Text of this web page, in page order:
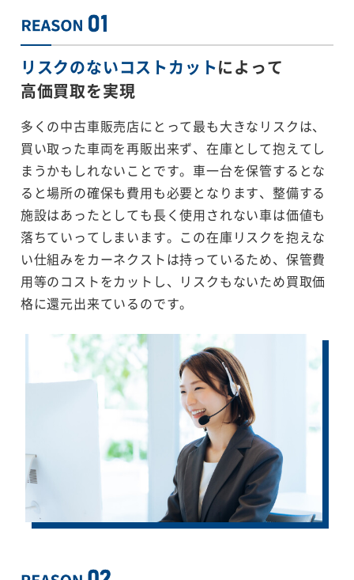
リスクのないコストカットによって
高価買取を実現
多くの中古車販売店にとって最も大きなリスクは、
買い取った車両を再販出来ず、在庫として抱えてし
まうかもしれないことです。車一台を保管するとな
ると場所の確保も費用も必要となります、整備する
施設はあったとしても長く使用されない車は価値も
落ちていってしまいます。この在庫リスクを抱えな
い仕組みをカーネクストは持っているため、保管費
用等のコストをカットし、リスクもないため買取価
格に還元出来ているのです。